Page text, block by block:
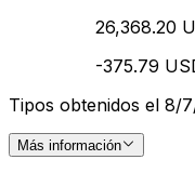
26,368.20
-375.79
Tipos obtenidos el 8/
Más información